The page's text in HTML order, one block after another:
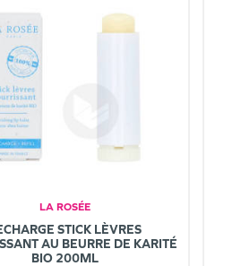
LA ROSÉE
STICK LÈVRES
AU BEURRE DE KARITÉ
BIO 200ML